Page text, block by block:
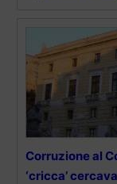
Corruzione al
‘cricca’